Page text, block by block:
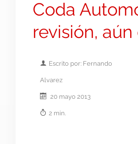
Coda
revisión,
Escrito por: Fernando
Alvarez
20 mayo 2013
2 min.